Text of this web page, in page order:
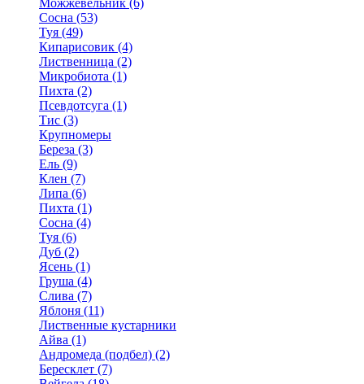
Можжевельник (6)
Сосна (53)
Туя (49)
Кипарисовик (4)
Лиственница (2)
Микробиота (1)
Пихта (2)
Псевдотсуга (1)
Тис (3)
Крупномеры
Береза (3)
Ель (9)
Клен (7)
Липа (6)
Пихта (1)
Сосна (4)
Туя (6)
Дуб (2)
Ясень (1)
Груша (4)
Слива (7)
Яблоня (11)
Лиственные кустарники
Айва (1)
Андромеда (подбел) (2)
Бересклет (7)